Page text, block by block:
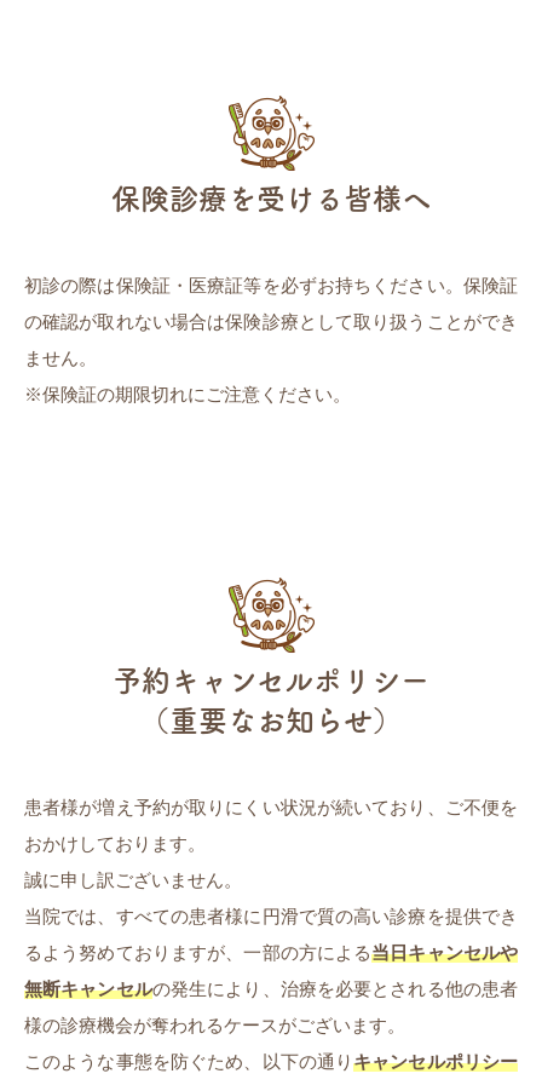
保険診療を受ける皆様へ
初診の際は保険証・医療証等を必ずお持ちください。保険証
の確認が取れない場合は保険診療として取り扱うことができ
ません。
※保険証の期限切れにご注意ください。
予約キャンセルポリシー
（重要なお知らせ）
患者様が増え予約が取りにくい状況が続いており、ご不便を
おかけしております。
誠に申し訳ございません。
当院では、すべての患者様に円滑で質の高い診療を提供でき
るよう努めておりますが、一部の方による当日キャンセルや
無断キャンセルの発生により、治療を必要とされる他の患者
様の診療機会が奪われるケースがございます。
このような事態を防ぐため、以下の通りキャンセルポリシー